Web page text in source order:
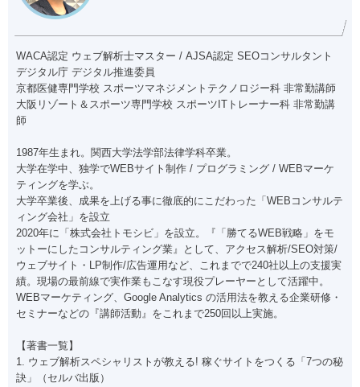
WACA認定 ウェブ解析士マスター / AJSA認定 SEOコンサルタント
デジタル庁 デジタル推進委員
京都医健専門学校 スポーツマネジメントテクノロジー科 非常勤講師
大阪リゾート＆スポーツ専門学校 スポーツITトレーナー科 非常勤講
師
1987年生まれ。関西大学法学部法律学科卒業。
大学在学中、独学でWEBサイト制作 / プログラミング / WEBマーケ
ティングを学ぶ。
大学卒業後、成果を上げる事に徹底的にこだわった「WEBコンサルテ
ィング会社」を設立
2020年に「株式会社トモシビ」を設立。『「勝てるWEB戦略」をモ
ットーにしたコンサルティング業』として、アクセス解析/SEO対策/
ウェブサイト・LP制作/広告運用など、これまでで240社以上の支援実
績。現場の最前線で実作業もこなす現役プレーヤーとして活躍中。
WEBマーケティング、Google Analytics の活用法を教える企業研修・
セミナーなどの『講師活動』をこれまで250回以上実施。
【著書一覧】
1. ウェブ解析スペシャリストが教える! 稼ぐサイトをつくる「7つの秘
訣」（セルバ出版）